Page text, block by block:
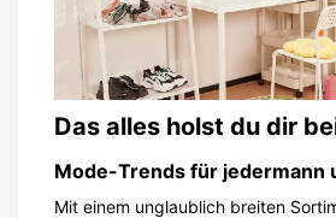
Das alles holst du dir
Mode-Trends für jedermann
Mit einem unglaublich breiten